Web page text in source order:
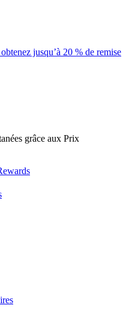
jusqu’à 20 % de remise
grâce aux Prix